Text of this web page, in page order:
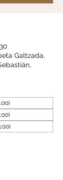
Galtzada,